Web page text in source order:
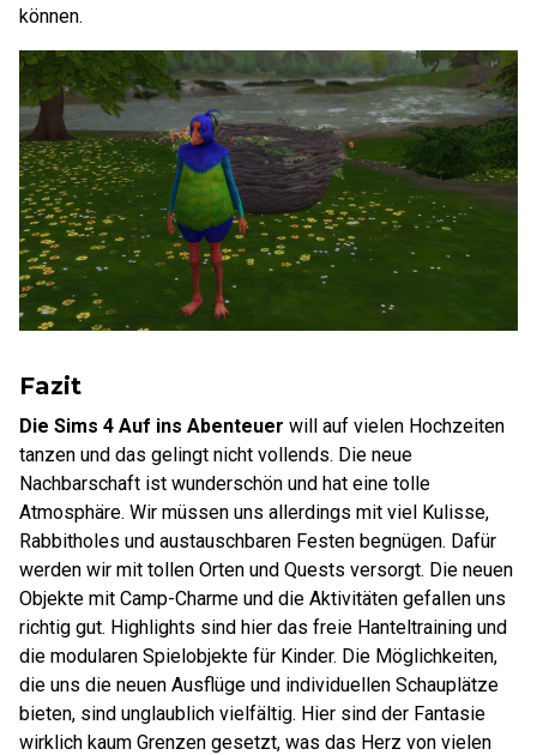
können.
Fazit
Die Sims 4 Auf ins Abenteuer will auf vielen Hochzeiten
tanzen und das gelingt nicht vollends. Die neue
Nachbarschaft ist wunderschön und hat eine tolle
Atmosphäre. Wir müssen uns allerdings mit viel Kulisse,
Rabbitholes und austauschbaren Festen begnügen. Dafür
werden wir mit tollen Orten und Quests versorgt. Die neuen
Objekte mit Camp-Charme und die Aktivitäten gefallen uns
richtig gut. Highlights sind hier das freie Hanteltraining und
die modularen Spielobjekte für Kinder. Die Möglichkeiten,
die uns die neuen Ausflüge und individuellen Schauplätze
bieten, sind unglaublich vielfältig. Hier sind der Fantasie
wirklich kaum Grenzen gesetzt, was das Herz von vielen